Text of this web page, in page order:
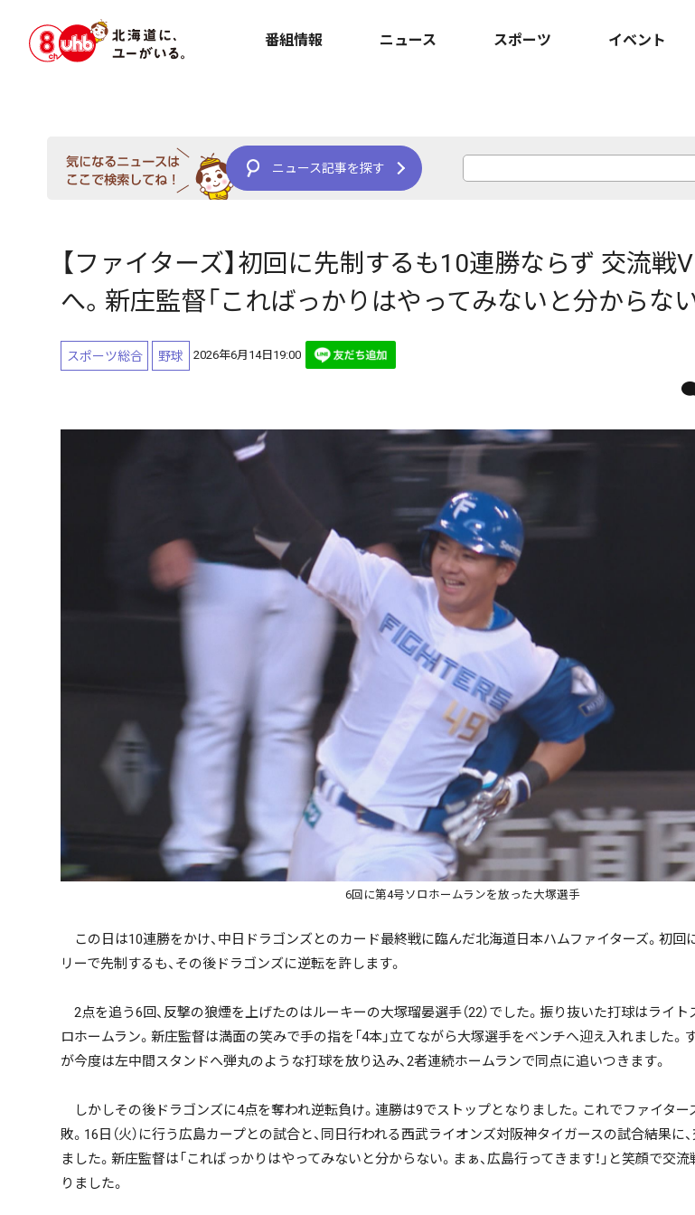
番組情報 ニュース スポーツ イベント
ニュース記事を探す
【ファイターズ】初回に先制するも10連勝ならず 交流戦
へ。新庄監督「こればっかりはやってみないと分からない
スポーツ総合 野球 2026年6月14日19:00
6回に第4号ソロホームランを放った大塚選手
この日は10連勝をかけ、中日ドラゴンズとのカード最終戦に臨んだ北海道日本ハムファイターズ。初回
リーで先制するも、その後ドラゴンズに逆転を許します。
2点を追う6回、反撃の狼煙を上げたのはルーキーの大塚瑠晏選手（22）でした。振り抜いた打球はライ
ロホームラン。新庄監督は満面の笑みで手の指を「4本」立てながら大塚選手をベンチへ迎え入れました。
が今度は左中間スタンドへ弾丸のような打球を放り込み、2者連続ホームランで同点に追いつきます。
しかしその後ドラゴンズに4点を奪われ逆転負け。連勝は9でストップとなりました。これでファイター
敗。16日（火）に行う広島カープとの試合と、同日行われる西武ライオンズ対阪神タイガースの試合結果に
ました。新庄監督は「こればっかりはやってみないと分からない。まぁ、広島行ってきます！」と笑顔で交
りました。
ニュース記事を
~
キーワードで絞る
検索